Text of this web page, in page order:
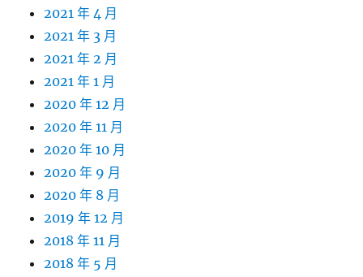
2021 年 4 月
2021 年 3 月
2021 年 2 月
2021 年 1 月
2020 年 12 月
2020 年 11 月
2020 年 10 月
2020 年 9 月
2020 年 8 月
2019 年 12 月
2018 年 11 月
2018 年 5 月